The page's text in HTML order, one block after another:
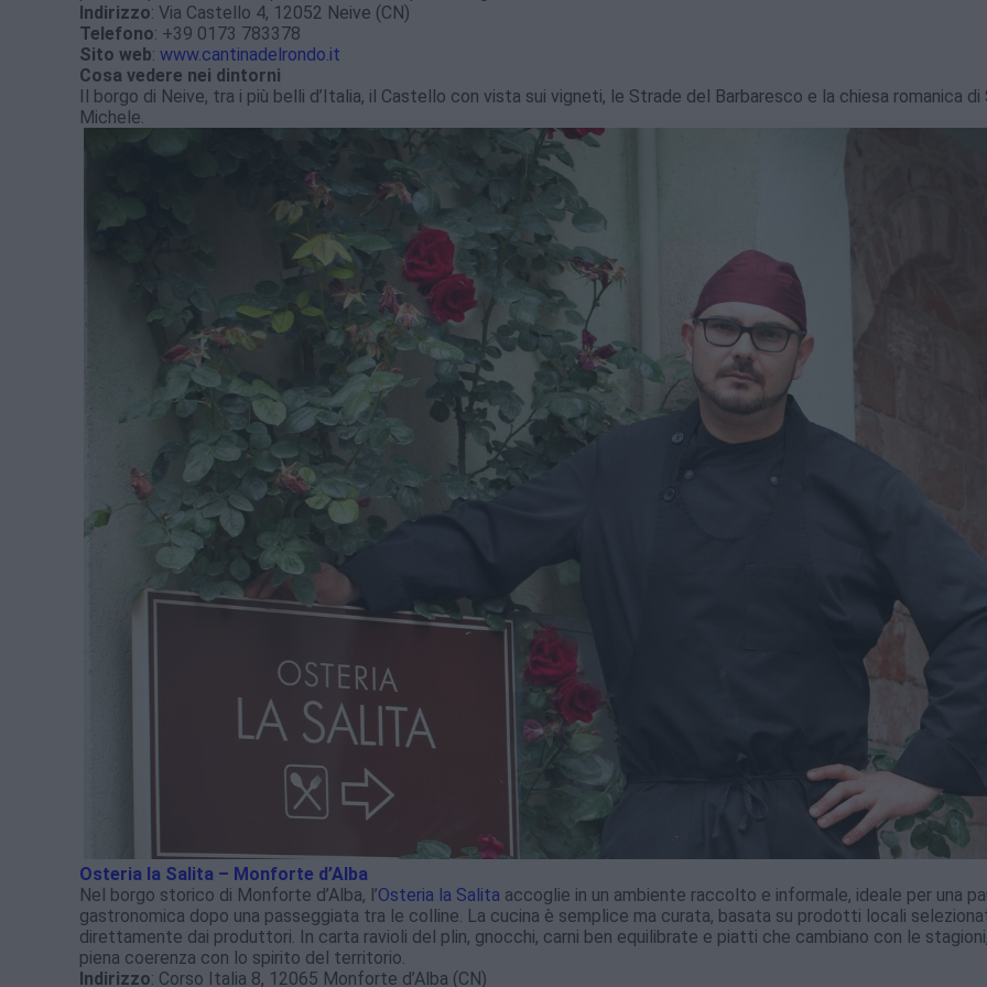
Indirizzo: Via Castello 4, 12052 Neive (CN)
Telefono: +39 0173 783378
Sito web: www.cantinadelrondo.it
Cosa vedere nei dintorni
Il borgo di Neive, tra i più belli d’Italia, il Castello con vista sui vigneti, le Strade del Barbaresco e la chiesa romanica di
Michele.
Osteria la Salita – Monforte d’Alba
Nel borgo storico di Monforte d’Alba, l’Osteria la Salita accoglie in un ambiente raccolto e informale, ideale per una
gastronomica dopo una passeggiata tra le colline. La cucina è semplice ma curata, basata su prodotti locali
direttamente dai produttori. In carta ravioli del plin, gnocchi, carni ben equilibrate e piatti che cambiano con le
piena coerenza con lo spirito del territorio.
Indirizzo: Corso Italia 8, 12065 Monforte d’Alba (CN)